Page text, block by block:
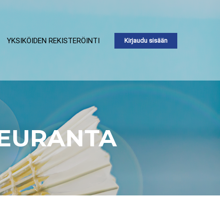
YKSIKÖIDEN REKISTERÖINTI Kirjaudu sisään